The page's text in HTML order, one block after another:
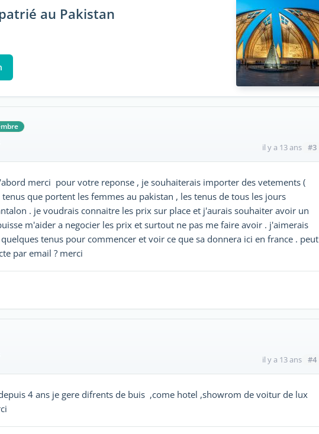
au Pakistan
il y a 13 ans #3
merci pour votre reponse , je souhaiterais importer des vetements (
que portent les femmes au pakistan , les tenus de tous les jours
. je voudrais connaitre les prix sur place et j'aurais souhaiter avoir un
m'aider a negocier les prix et surtout ne pas me faire avoir . j'aimerais
tenus pour commencer et voir ce que sa donnera ici en france . peut
par email ? merci
il y a 13 ans #4
4 ans je gere difrents de buis ,come hotel ,showrom de voitur de lux